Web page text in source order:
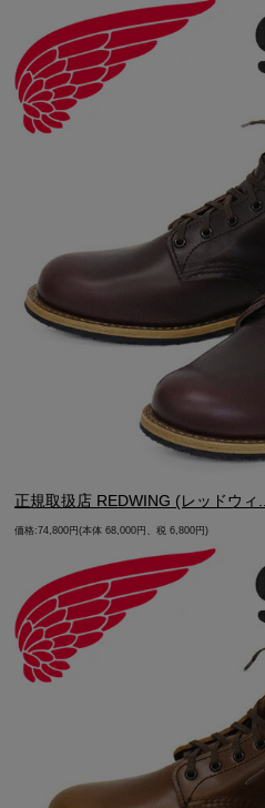
正規取扱店 REDWING (レッドウィ...
価格:74,800円(本体 68,000円、税 6,800円)